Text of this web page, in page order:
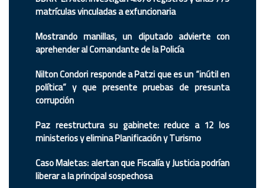
matrículas vinculadas a exfuncionaria
Mostrando manillas, un diputado advierte con
aprehender al Comandante de la Policía
Nilton Condori responde a Patzi que es un “inútil en
política” y que presente pruebas de presunta
corrupción
Paz reestructura su gabinete: reduce a 12 los
ministerios y elimina Planificación y Turismo
Caso Maletas: alertan que Fiscalía y Justicia podrían
liberar a la principal sospechosa